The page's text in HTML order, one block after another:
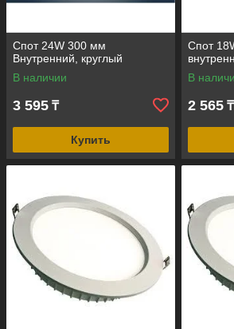
Спот 24W 300 мм
Внутренний, круглый
В наличии
3 595 ₸
Купить
Спот
В
2 565 ₸